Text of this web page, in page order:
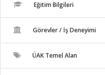
Eğitim Bilgileri
Görevler / İş Deneyimi
ÜAK Temel Alan